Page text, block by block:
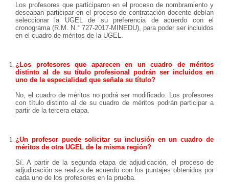
Los profesores que participaron en el proceso de nombramiento y
deseaban participar en el proceso de contratación docente debían
seleccionar la UGEL de su preferencia de acuerdo con el
cronograma (R.M. N.° 727-2017-MINEDU), para poder ser incluidos
en el cuadro de méritos de la UGEL.
¿Los profesores que aparecen en un cuadro de méritos
distinto al de su título profesional podrán ser incluidos en
uno de la especialidad que señala su título?
No, el cuadro de méritos no podrá ser modificado. Los profesores
con título distinto al de su cuadro de méritos podrán participar a
partir de la tercera etapa.
¿Un profesor puede solicitar su inclusión en un cuadro de
méritos de otra UGEL de la misma región?
Sí. A partir de la segunda etapa de adjudicación, el proceso de
adjudicación se realiza de acuerdo con los puntajes obtenidos por
cada uno de los profesores en la prueba.